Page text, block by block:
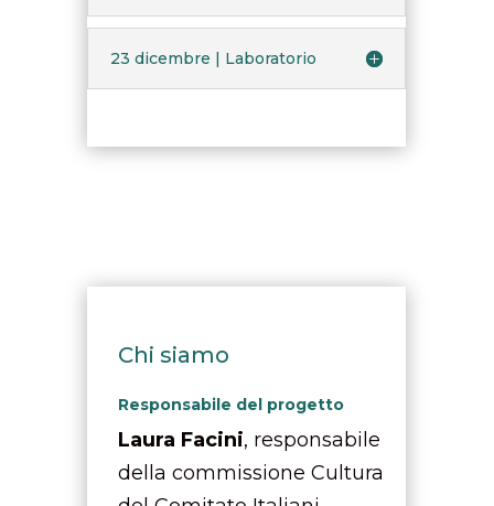
23 dicembre | Laboratorio
Chi siamo
Responsabile del progetto
Laura Facini, responsabile
della commissione Cultura